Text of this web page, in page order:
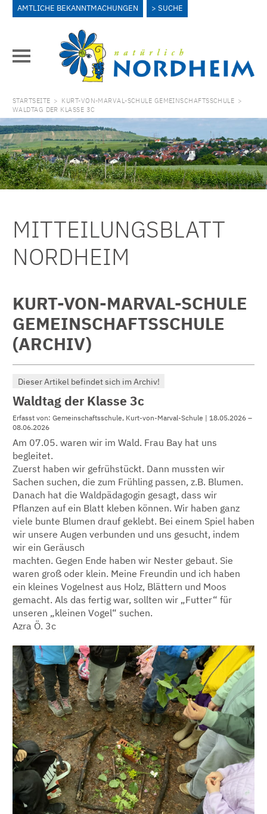
AMTLICHE BEKANNTMACHUNGEN SUCHE
STARTSEITE > KURT-VON-MARVAL-SCHULE GEMEINSCHAFTSSCHULE >
WALDTAG DER KLASSE 3C
MITTEILUNGSBLATT
NORDHEIM
KURT-VON-MARVAL-SCHULE
GEMEINSCHAFTSSCHULE
(ARCHIV)
Dieser Artikel befindet sich im Archiv!
Waldtag der Klasse 3c
Erfasst von: Gemeinschaftsschule, Kurt-von-Marval-Schule | 18.05.2026 –
08.06.2026
Am 07.05. waren wir im Wald. Frau Bay hat uns
begleitet.
Zuerst haben wir gefrühstückt. Dann mussten wir
Sachen suchen, die zum Frühling passen, z.B. Blumen.
Danach hat die Waldpädagogin gesagt, dass wir
Pflanzen auf ein Blatt kleben können. Wir haben ganz
viele bunte Blumen drauf geklebt. Bei einem Spiel haben
wir unsere Augen verbunden und uns gesucht, indem
wir ein Geräusch
machten. Gegen Ende haben wir Nester gebaut. Sie
waren groß oder klein. Meine Freundin und ich haben
ein kleines Vogelnest aus Holz, Blättern und Moos
gemacht. Als das fertig war, sollten wir „Futter“ für
unseren „kleinen Vogel“ suchen.
Azra Ö. 3c